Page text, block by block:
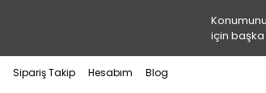
için
Sipariş Takip Hesabım Blog